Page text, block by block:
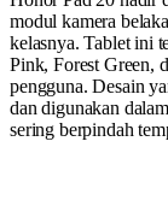
modul kamera
kelasnya. Tablet ini
Pink, Forest Green,
pengguna. Desain
dan digunakan
sering berpindah